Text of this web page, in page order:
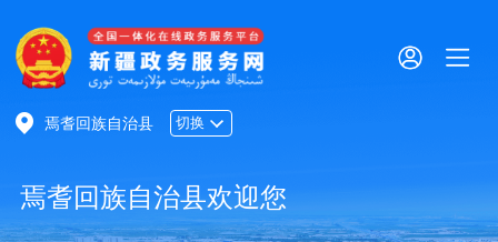
焉耆回族自治县 切换
焉耆回族自治县欢迎您